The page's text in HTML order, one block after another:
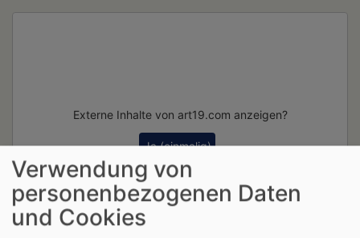
Externe Inhalte von art19.com anzeigen?
Ja (einmalig)
Datenschutzeinstellungen verwalten
Verwendung von
personenbezogenen Daten
und Cookies